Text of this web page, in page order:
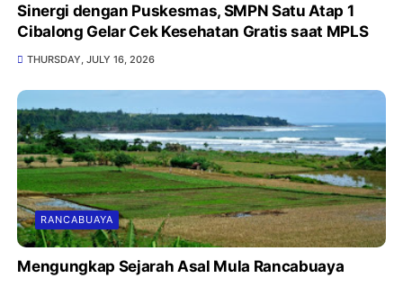
Sinergi dengan Puskesmas, SMPN Satu Atap 1
Cibalong Gelar Cek Kesehatan Gratis saat MPLS
THURSDAY, JULY 16, 2026
RANCABUAYA
Mengungkap Sejarah Asal Mula Rancabuaya